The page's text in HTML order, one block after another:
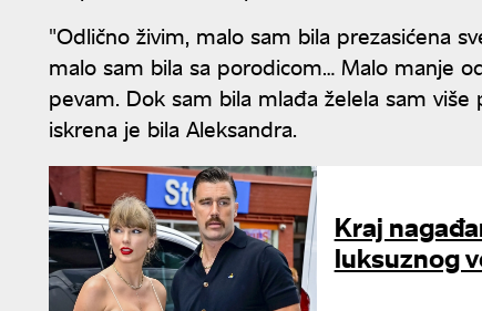
"Odlično živim, malo sam bila prezasićena
malo sam bila sa porodicom… Malo manje
pevam. Dok sam bila mlađa želela sam
iskrena je bila Aleksandra.
Kraj
luksuznog